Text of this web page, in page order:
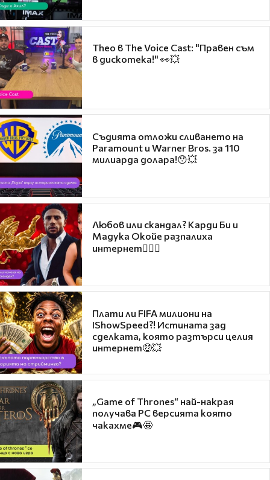
Theo в The Voice Cast: "Правен съм
в дискотека!" 👀💥
Съдията отложи сливането на
Paramount и Warner Bros. за 110
милиарда долара!😯💥
Любов или скандал? Карди Би и
Мадука Окойе разпалиха
интернет❤️‍🔥🔥
Плати ли FIFA милиони на
IShowSpeed?! Истината зад
сделката, която разтърси целия
интернет🤑💥
„Game of Thrones“ най-накрая
получава PC версията която
чакахме🎮🤩